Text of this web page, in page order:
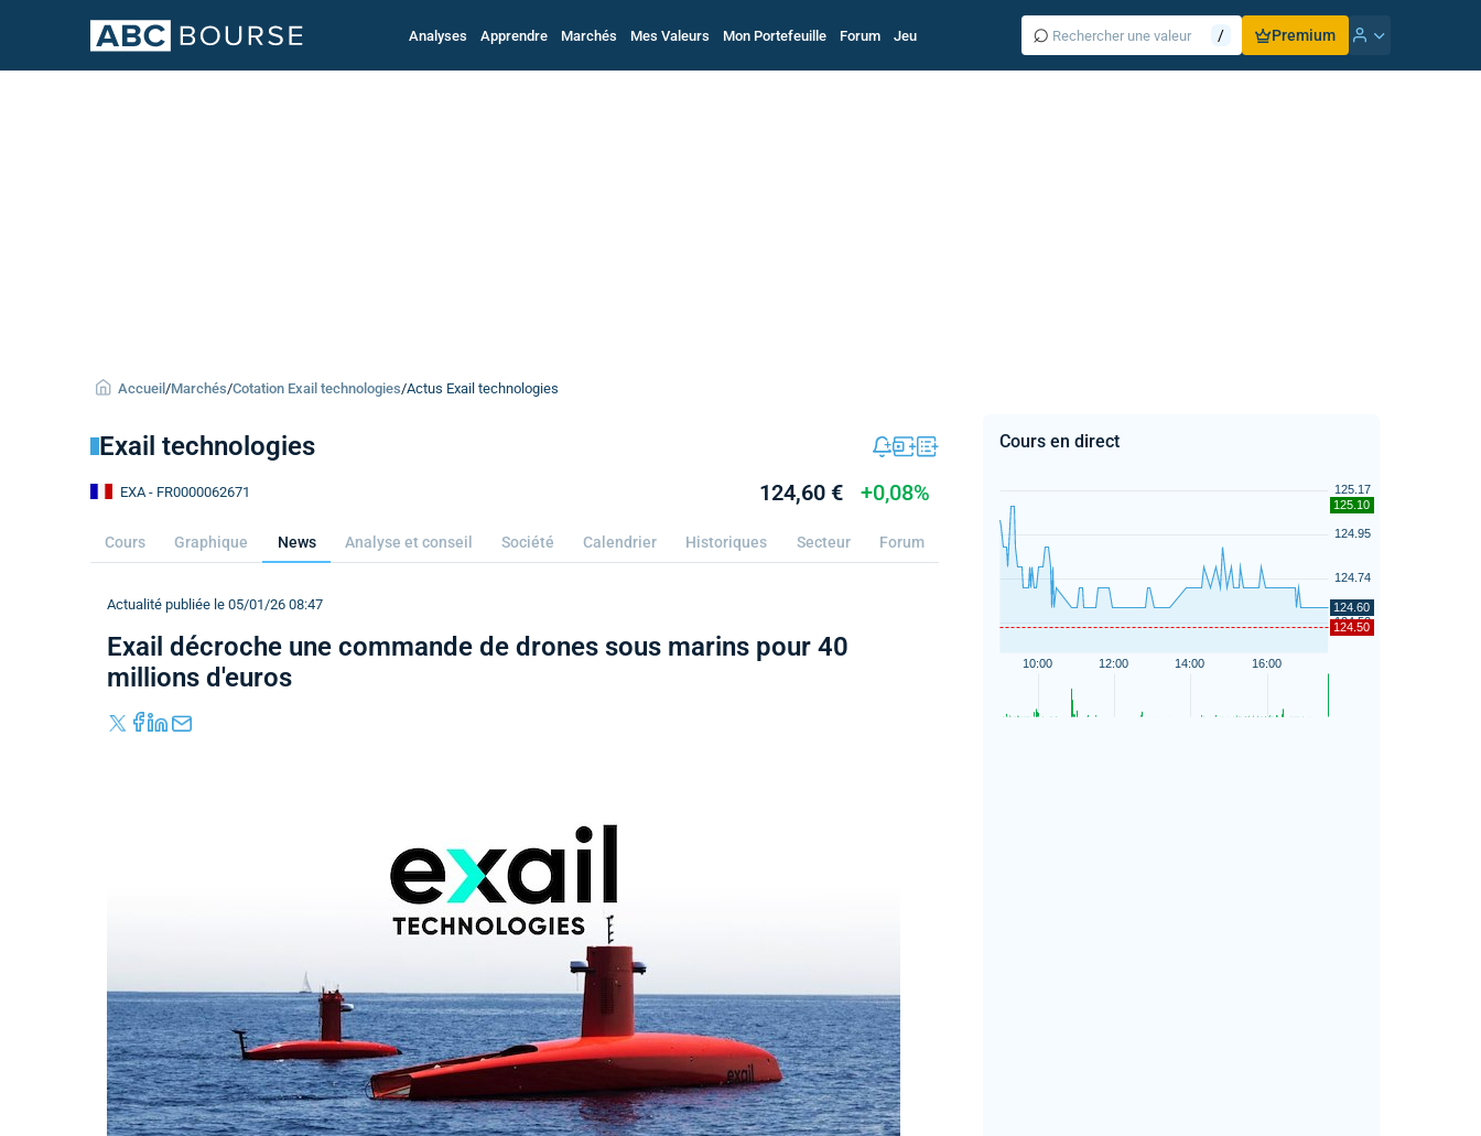
Analyses Apprendre Marchés Mes Valeurs Mon Portefeuille Forum Jeu ⌕ / Premium
Accueil /Marchés/Cotation Exail technologies/Actus Exail technologies
Exail technologies
EXA- FR0000062671 124,60 € +0,08%
Cours Graphique News Analyse et conseil Société Calendrier Historiques Secteur Forum
Actualité publiée le 05/01/26 08:47
Exail décroche une commande de drones sous marins pour 40
millions d'euros
Cours en direct